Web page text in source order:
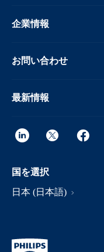
企業情報
お問い合わせ
最新情報
国を選択
日本 (日本語)